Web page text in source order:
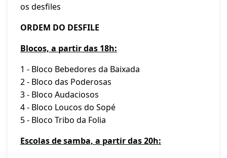
os desfiles
ORDEM DO DESFILE
Blocos, a partir das 18h:
1 - Bloco Bebedores da Baixada
2 - Bloco das Poderosas
3 - Bloco Audaciosos
4 - Bloco Loucos do Sopé
5 - Bloco Tribo da Folia
Escolas de samba, a partir das 20h: